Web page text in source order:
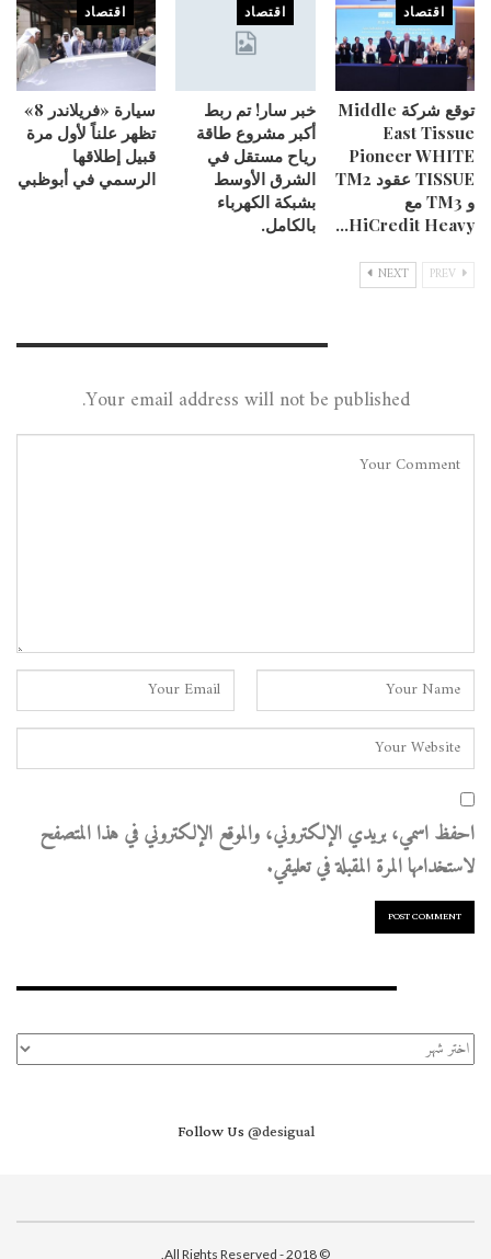
اقتصاد
توقع شركة Middle
East Tissue
Pioneer WHITE
TISSUE عقود TM2
و TM3 مع
HiCredit Heavy…
اقتصاد
خبر سار! تم ربط
أكبر مشروع طاقة
رياح مستقل في
الشرق الأوسط
بشبكة الكهرباء
بالكامل.
اقتصاد
سيارة «فريلاندر 8»
تظهر علناً لأول مرة
قبيل إطلاقها
الرسمي في أبوظبي
NEXT
Your email address will not be published.
احفظ اسمي، بريدي الإلكتروني، والموقع الإلكتروني في هذا المتصفح
لاستخدامها المرة المقبلة في تعليقي.
الأرشيف
Follow Us@desigual
© 2018 - All Rights Reserved.